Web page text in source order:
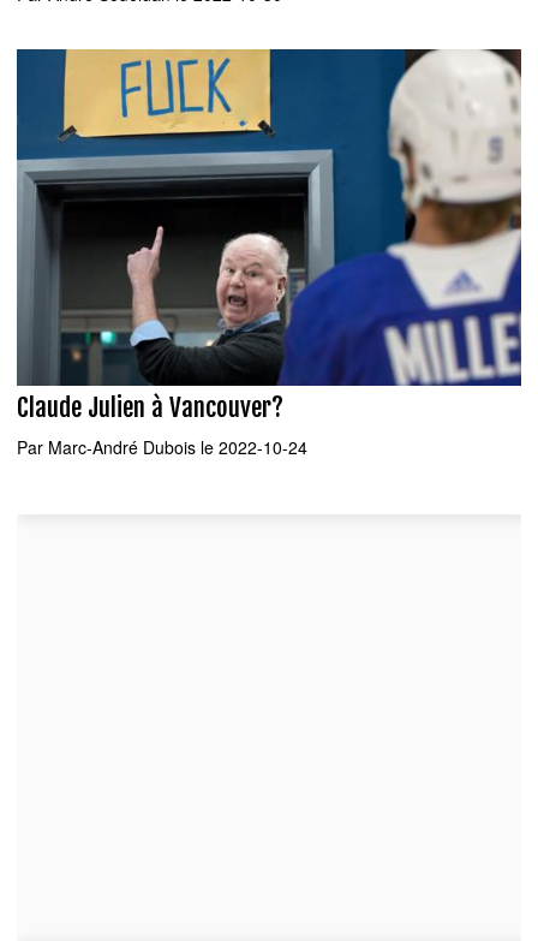
Claude Julien à Vancouver?
Par Marc-André Dubois le 2022-10-24